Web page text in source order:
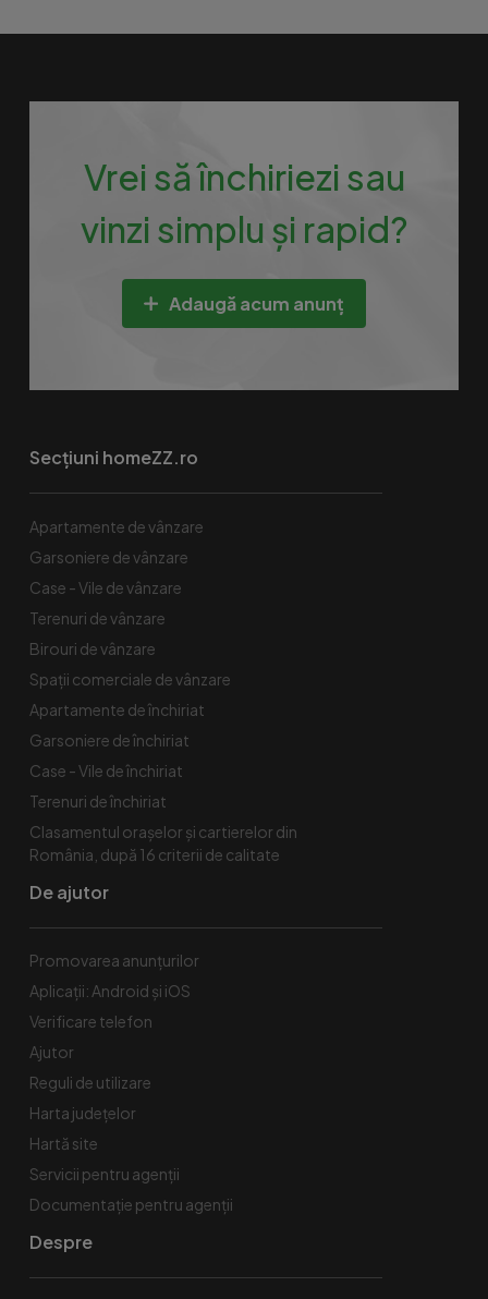
Vrei să închiriezi sau
vinzi simplu și rapid?
Adaugă acum anunț
Secțiuni homeZZ.ro
Apartamente de vânzare
Garsoniere de vânzare
Case - Vile de vânzare
Terenuri de vânzare
Birouri de vânzare
Spaţii comerciale de vânzare
Apartamente de închiriat
Garsoniere de închiriat
Case - Vile de închiriat
Terenuri de închiriat
Clasamentul orașelor și cartierelor din
România, după 16 criterii de calitate
De ajutor
Promovarea anunțurilor
Aplicații: Android și iOS
Verificare telefon
Ajutor
Reguli de utilizare
Harta județelor
Hartă site
Servicii pentru agenții
Documentație pentru agenții
Despre